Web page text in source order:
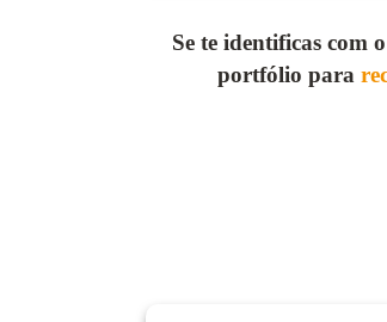
Se te identificas com
portfólio para